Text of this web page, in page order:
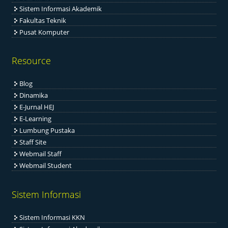
Sistem Informasi Akademik
Fakultas Teknik
Pusat Komputer
Resource
Blog
Dinamika
E-Jurnal HEJ
E-Learning
Lumbung Pustaka
Staff Site
Webmail Staff
Webmail Student
Sistem Informasi
Sistem Informasi KKN